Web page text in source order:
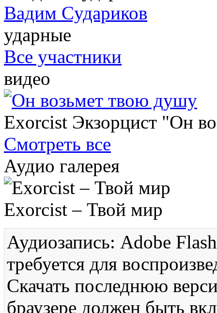
Вадим Cудариков
ударные
Все участники
видео
Exorcist Экзорцист "Он
Смотреть все
Аудио галерея
Exorcist – Твой мир
Аудиозапись: Adobe
требуется для
Скачать последнюю
браузере должен быть